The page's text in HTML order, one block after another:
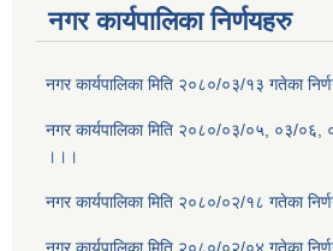
नगर कार्यपालिका निर्णयहरु
नगर कार्यपालिका मिति २०८०/०३/१३ गतेका
नगर कार्यपालिका मिति २०८०/०३/०५, ०३/०६,
।।।
नगर कार्यपालिका मिति २०८०/०२/१८ गतेका